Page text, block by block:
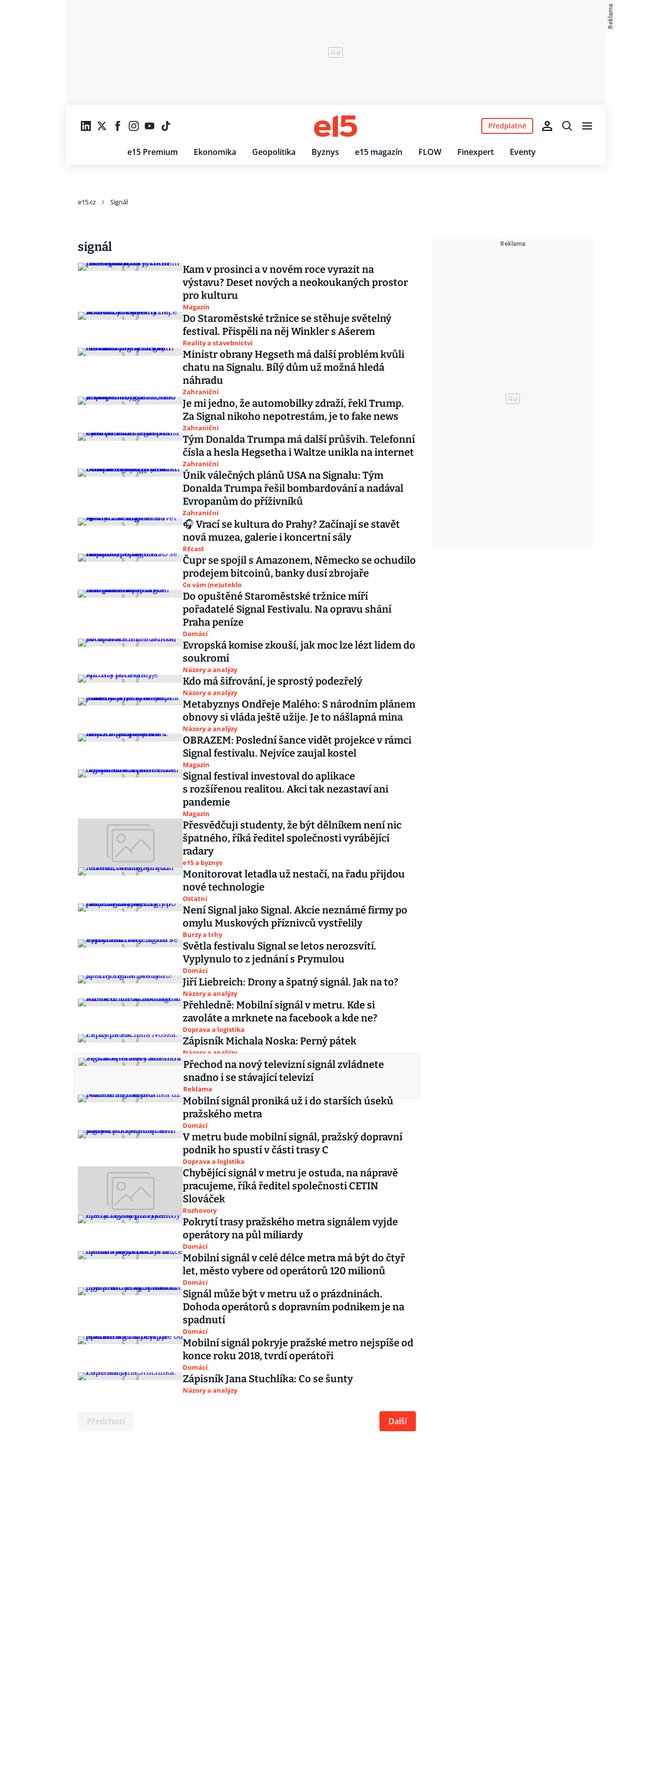
e15 Premium Ekonomika Geopolitika Byznys e15 magazín FLOW Finexpert Eventy
Předplatné
e15.cz Signál
signál
Kam v prosinci a v novém roce vyrazit na
výstavu? Deset nových a neokoukaných prostor
pro kulturu
Magazín
Do Staroměstské tržnice se stěhuje světelný
festival. Přispěli na něj Winkler s Ašerem
Reality a stavebnictví
Ministr obrany Hegseth má další problém kvůli
chatu na Signalu. Bílý dům už možná hledá
náhradu
Zahraniční
Je mi jedno, že automobilky zdraží, řekl Trump.
Za Signal nikoho nepotrestám, je to fake news
Zahraniční
Tým Donalda Trumpa má další průšvih. Telefonní
čísla a hesla Hegsetha i Waltze unikla na internet
Zahraniční
Únik válečných plánů USA na Signalu: Tým
Donalda Trumpa řešil bombardování a nadával
Evropanům do příživníků
Zahraniční
🎧 Vrací se kultura do Prahy? Začínají se stavět
nová muzea, galerie i koncertní sály
REcast
Čupr se spojil s Amazonem, Německo se ochudilo
prodejem bitcoinů, banky dusí zbrojaře
Co vám (ne)uteklo
Do opuštěné Staroměstské tržnice míří
pořadatelé Signal Festivalu. Na opravu shání
Praha peníze
Domácí
Evropská komise zkouší, jak moc lze lézt lidem do
soukromí
Názory a analýzy
Kdo má šifrování, je sprostý podezřelý
Názory a analýzy
Metabyznys Ondřeje Malého: S národním plánem
obnovy si vláda ještě užije. Je to nášlapná mina
Názory a analýzy
OBRAZEM: Poslední šance vidět projekce v rámci
Signal festivalu. Nejvíce zaujal kostel
Magazín
Signal festival investoval do aplikace
s rozšířenou realitou. Akci tak nezastaví ani
pandemie
Magazín
Přesvědčuji studenty, že být dělníkem není nic
špatného, říká ředitel společnosti vyrábějící
radary
e15 a byznys
Monitorovat letadla už nestačí, na řadu přijdou
nové technologie
Ostatní
Není Signal jako Signal. Akcie neznámé firmy po
omylu Muskových příznivců vystřelily
Burzy a trhy
Světla festivalu Signal se letos nerozsvítí.
Vyplynulo to z jednání s Prymulou
Domácí
Jiří Liebreich: Drony a špatný signál. Jak na to?
Názory a analýzy
Přehledně: Mobilní signál v metru. Kde si
zavoláte a mrknete na facebook a kde ne?
Doprava a logistika
Zápisník Michala Noska: Perný pátek
Názory a analýzy
Přechod na nový televizní signál zvládnete
snadno i se stávající televizí
Reklama
Mobilní signál proniká už i do starších úseků
pražského metra
Domácí
V metru bude mobilní signál, pražský dopravní
podnik ho spustí v části trasy C
Doprava a logistika
Chybějící signál v metru je ostuda, na nápravě
pracujeme, říká ředitel společnosti CETIN
Slováček
Rozhovory
Pokrytí trasy pražského metra signálem vyjde
operátory na půl miliardy
Domácí
Mobilní signál v celé délce metra má být do čtyř
let, město vybere od operátorů 120 milionů
Domácí
Signál může být v metru už o prázdninách.
Dohoda operátorů s dopravním podnikem je na
spadnutí
Domácí
Mobilní signál pokryje pražské metro nejspíše od
konce roku 2018, tvrdí operátoři
Domácí
Zápisník Jana Stuchlíka: Co se šunty
Názory a analýzy
Předchozí Další